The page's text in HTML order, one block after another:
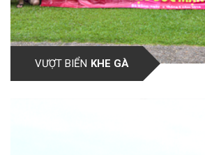
VƯỢT BIỂN KHE GÀ